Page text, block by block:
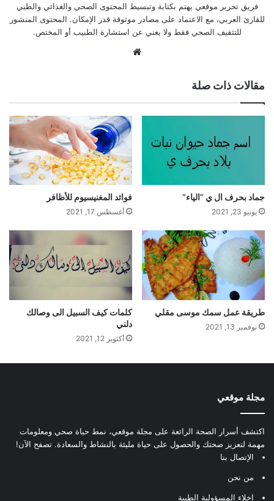
فريق تحرير موقعي يهتم بكتابة وتبسيط المحتوى الصحي والغذائي والطبي
للقارئ العربي، مع الاعتماد على مصادر موثوقة قدر الإمكان. المحتوى المنشور
للتثقيف الصحي فقط ولا يغني عن استشارة الطبيب أو المختص.
مقالات ذات صلة
جماد بحرف ال ي “الياء”
يونيو 23, 2021
فوائد المغنيسيوم للأظافر
أغسطس 17, 2021
طريقة عمل سمك موسى مقلي
نوفمبر 13, 2021
كلمات كيف السبيل الى وصالك
دلني
أكتوبر 12, 2021
مجلة موقعي
اكتشف أسرار الصحة الرائعة على مجلة موقعي، نمط حياة صحي ومعلومات
مهمة لتعزيز صحتك والحصول على حياة مليئة بالنشاط والسعادة. تصفح الآن!
الإتصال بنا
من نحن
إخلاء المسؤولية الطبية